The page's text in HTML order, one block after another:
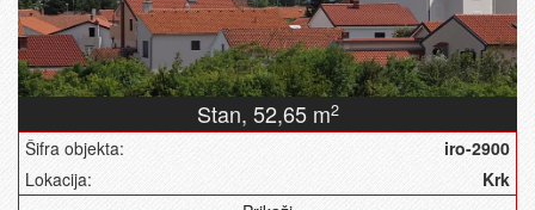
Stan, 52,65 m2
Šifra objekta:
iro-2900
Lokacija:
Krk